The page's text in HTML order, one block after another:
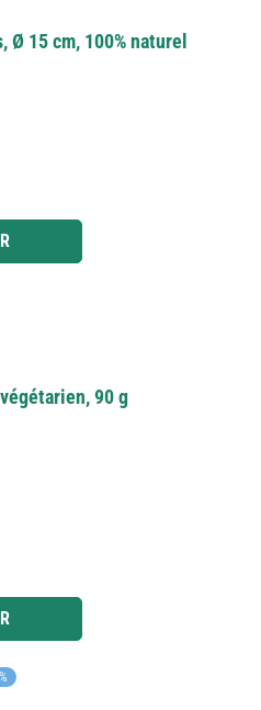
15 cm, 100% naturel
pour augmenter ou diminuer la quantité.
90 g
pour augmenter ou diminuer la quantité.